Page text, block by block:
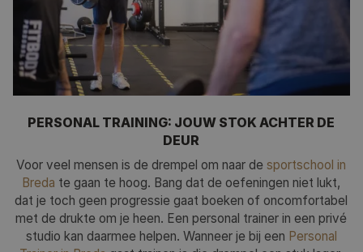
aan en kan je helemaal opnieuw beginnen. Om dit vol te
houden is het belangrijk dat je een langetermijnplan hebt.
Onze personal trainers kunnen samen met jou een
persoonlijk langetermijnplan maken zodat jij je doelen kan
behalen en behouden.
PERSONAL TRAINING: JOUW STOK ACHTER DE
DEUR
Voor veel mensen is de drempel om naar de sportschool in
Breda te gaan te hoog. Bang dat de oefeningen niet lukt,
dat je toch geen progressie gaat boeken of oncomfortabel
met de drukte om je heen. Een personal trainer in een privé
studio kan daarmee helpen. Wanneer je bij een Personal